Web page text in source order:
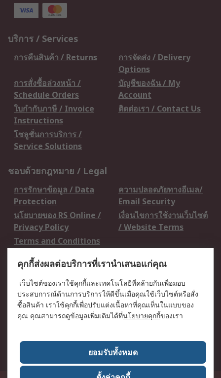
บริการ / Services
การคืนสินค้า / Returns
การจัดส่ง / Delivery
Options
การสั่งซื้อล่วงหน้า /
Schedule Orders
บัญชีของฉัน / My
Account
ใบกำกับภาษี / Invoice
Instructions
ติดต่อเรา / Contact Us
โซลูชั่นการบริการ /
Service Solutions
ชอบด้วยกฎหมาย / Legal
การรักษาข้อมูล / Data
Protection
ความปลอดภัยทางอีเมล/
Email Security
นโยบายของ RS Online /
Privacy Policy
เงื่อนไขการใช้งานเว็บไซต์
/ Website Terms
Terms and Conditions
เกี่ยวกับ RS / About RS
RS ทั่วโลก / RS
Worldwide
ข่าวประชาสัมพันธ์ / Press
Centre
บริษัทในเครือ RS /
วิธีการชำระเงิน /
เกี่ยวกับ RS / About RS
อาชีพที่ RS / Careers
คุกกี้ส่งผลต่อบริการที่เรานำเสนอแก่คุณ
เว็บไซต์ของเราใช้คุกกี้และเทคโนโลยีที่คล้ายกันเพื่อมอบ
ประสบการณ์ด้านการบริการให้ดีขึ้นเมื่อคุณใช้เว็บไซต์หรือสั่ง
ซื้อสินค้า เราใช้คุกกี้เพื่อปรับแต่งเนื้อหาที่คุณเห็นในแบบของ
คุณ คุณสามารถดูข้อมูลเพิ่มเติมได้ที่นโยบายคุกกี้ของเรา
ยอมรับทั้งหมด